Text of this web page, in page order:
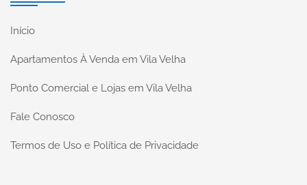
Início
Apartamentos À Venda em Vila Velha
Ponto Comercial e Lojas em Vila Velha
Fale Conosco
Termos de Uso e Política de Privacidade